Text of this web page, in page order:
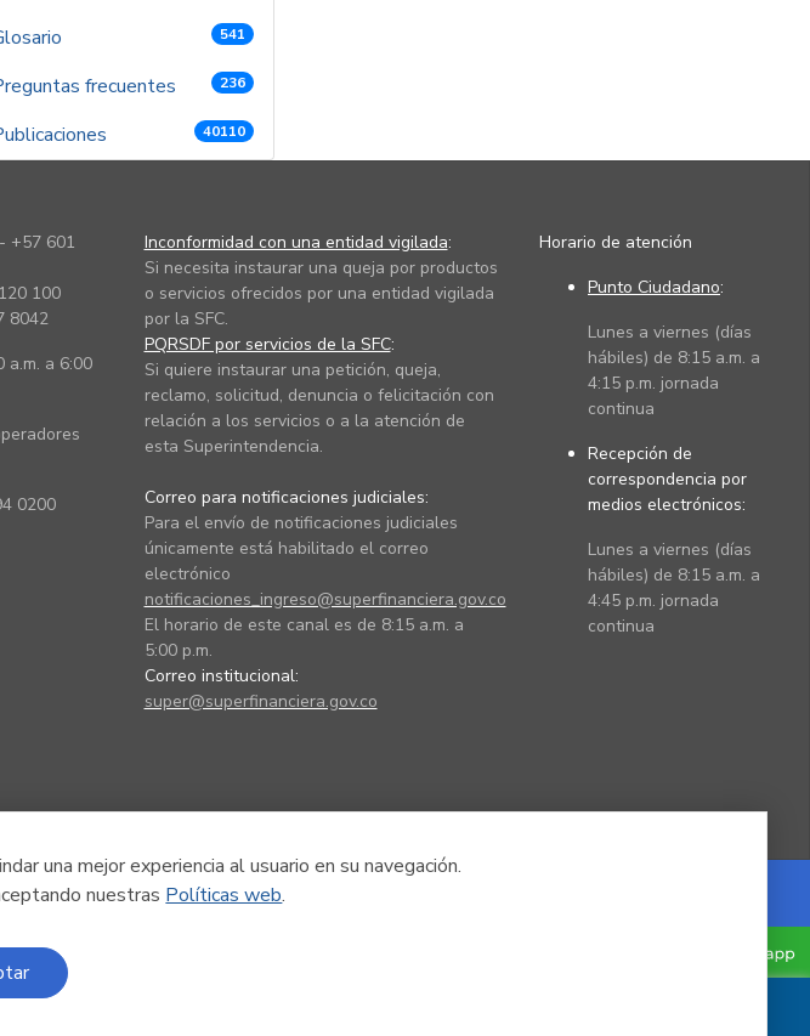
una mejor experiencia al usuario en su navegación.
nuestras Políticas web.
541
frecuentes 236
40110
+57 601
100
8042
a.m. a 6:00
0200
Inconformidad con una entidad vigilada:
Si necesita instaurar una queja por productos
o servicios ofrecidos por una entidad vigilada
por la SFC.
PQRSDF por servicios de la SFC:
Si quiere instaurar una petición, queja,
reclamo, solicitud, denuncia o felicitación con
relación a los servicios o a la atención de
esta Superintendencia.
Correo para notificaciones judiciales:
Para el envío de notificaciones judiciales
únicamente está habilitado el correo
electrónico
notificaciones_ingreso@superfinanciera.gov.co
El horario de este canal es de 8:15 a.m. a
5:00 p.m.
Correo institucional:
super@superfinanciera.gov.co
Horario de atención
Punto Ciudadano:
Lunes a viernes (días
hábiles) de 8:15 a.m. a
4:15 p.m. jornada
continua
Recepción de
correspondencia por
medios electrónicos:
Lunes a viernes (días
hábiles) de 8:15 a.m. a
4:45 p.m. jornada
continua
Powered by Nexura